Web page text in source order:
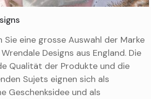
Sie eine grosse Auswahl der Marke
Designs aus England. Die
Qualität der Produkte und die
Sujets eignen sich als
Geschenksidee und als